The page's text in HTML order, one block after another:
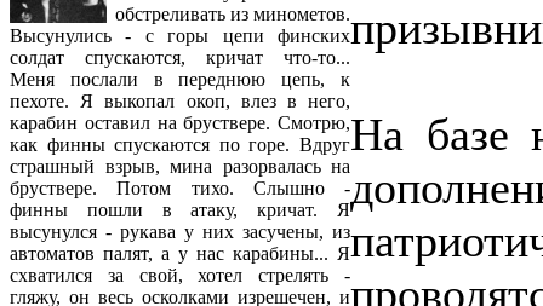
обстреливать из минометов.
Высунулись - с горы цепи финских
солдат спускаются, кричат что-то...
Меня послали в переднюю цепь, к
пехоте. Я выкопал окоп, влез в него,
карабин оставил на бруствере. Смотрю,
как финны спускаются по горе. Вдруг
страшный взрыв, мина разорвалась на
бруствере. Потом тихо. Слышно -
финны пошли в атаку, кричат. Я
высунулся - рукава у них засучены, из
автоматов палят, а у нас карабины... Я
схватился за свой, хотел стрелять -
гляжу, он весь осколками изрешечен, и
На базе